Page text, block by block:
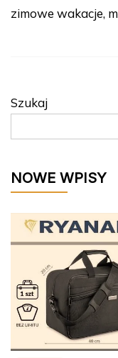
zimowe wakacje,
Szukaj
NOWE WPISY